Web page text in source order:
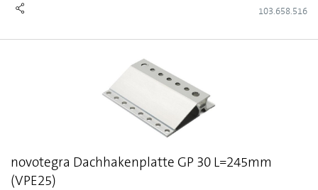
103.658.516
novotegra Dachhakenplatte GP 30 L=245mm
(VPE25)